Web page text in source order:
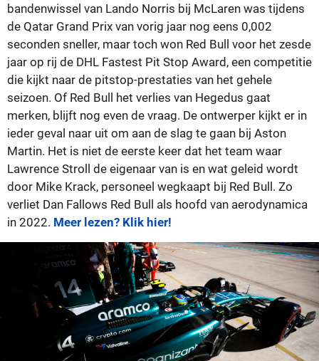
bandenwissel van Lando Norris bij McLaren was tijdens
de Qatar Grand Prix van vorig jaar nog eens 0,002
seconden sneller, maar toch won Red Bull voor het zesde
jaar op rij de DHL Fastest Pit Stop Award, een competitie
die kijkt naar de pitstop-prestaties van het gehele
seizoen. Of Red Bull het verlies van Hegedus gaat
merken, blijft nog even de vraag. De ontwerper kijkt er in
ieder geval naar uit om aan de slag te gaan bij Aston
Martin. Het is niet de eerste keer dat het team waar
Lawrence Stroll de eigenaar van is en wat geleid wordt
door Mike Krack, personeel wegkaapt bij Red Bull. Zo
verliet Dan Fallows Red Bull als hoofd van aerodynamica
in 2022. Meer lezen? Klik hier!